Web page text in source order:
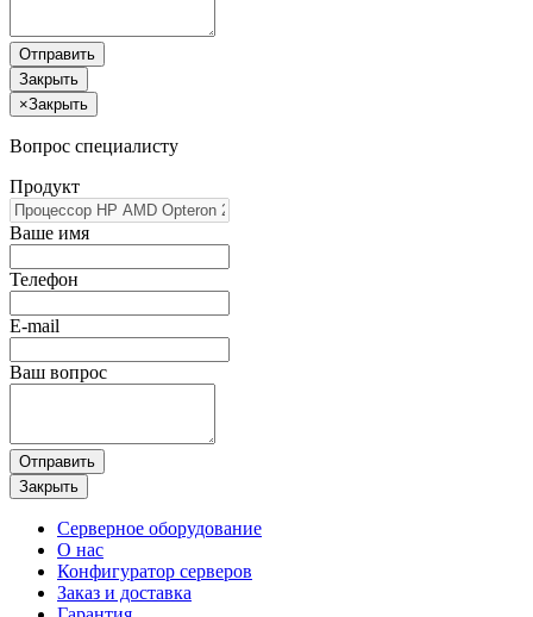
Отправить
Закрыть
×Закрыть
Вопрос специалисту
Продукт
Ваше имя
Телефон
E-mail
Ваш вопрос
Отправить
Закрыть
Серверное оборудование
О нас
Конфигуратор серверов
Заказ и доставка